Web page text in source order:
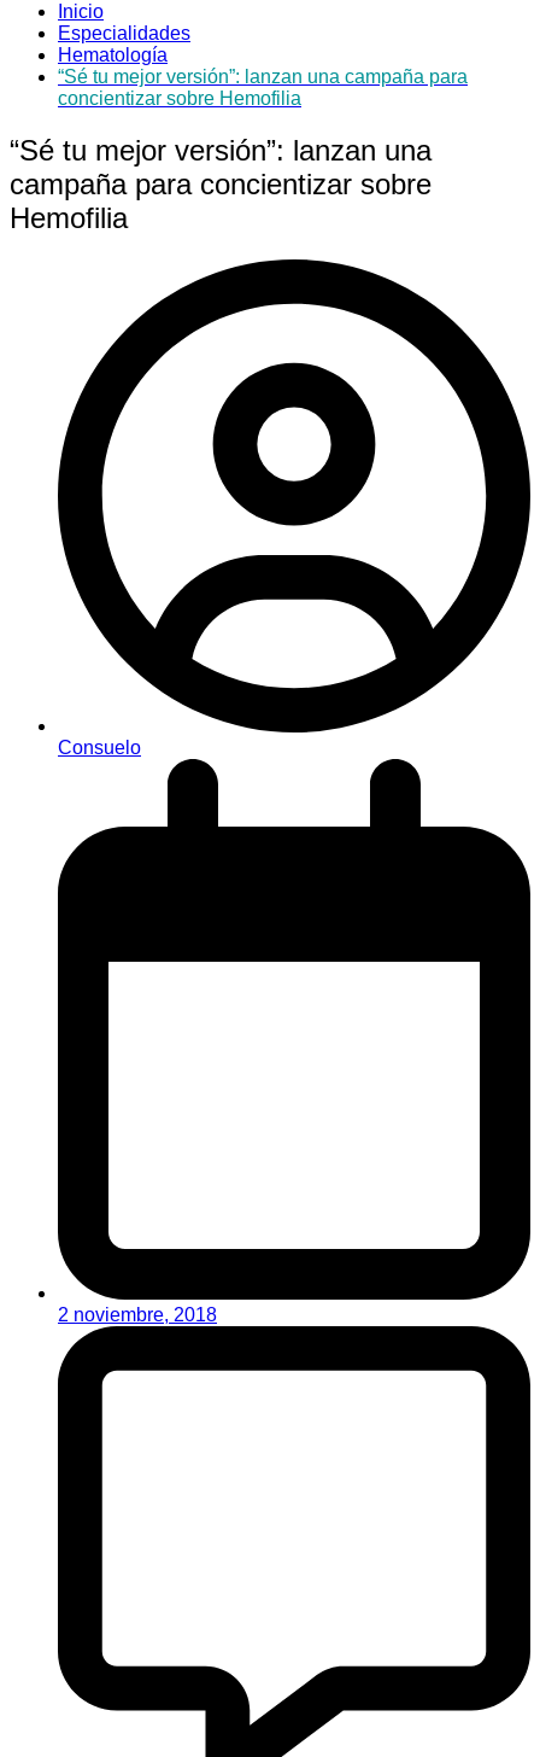
Inicio
Especialidades
Hematología
“Sé tu mejor versión”: lanzan una campaña para
concientizar sobre Hemofilia
“Sé tu mejor versión”: lanzan una
campaña para concientizar sobre
Hemofilia
Consuelo
2 noviembre, 2018